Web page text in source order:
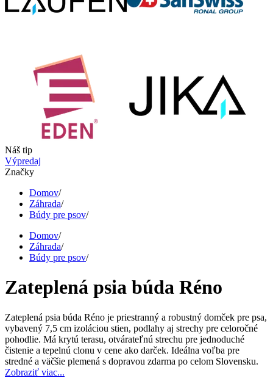
Náš tip
Výpredaj
Značky
Domov/
Záhrada/
Búdy pre psov/
Domov/
Záhrada/
Búdy pre psov/
Zateplená psia búda Réno
Zateplená psia búda Réno je priestranný a robustný domček pre psa,
vybavený 7,5 cm izoláciou stien, podlahy aj strechy pre celoročné
pohodlie. Má krytú terasu, otvárateľnú strechu pre jednoduché
čistenie a tepelnú clonu v cene ako darček. Ideálna voľba pre
stredné a väčšie plemená s dopravou zdarma po celom Slovensku.
Zobraziť viac...